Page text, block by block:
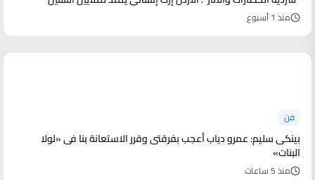
منذ 1 أسبوع
فن
بينكى سليم: عمرو دياب أعجب بفرقتى وقرر الاستعانة بنا فى «لولا
البنات»
منذ 5 ساعات